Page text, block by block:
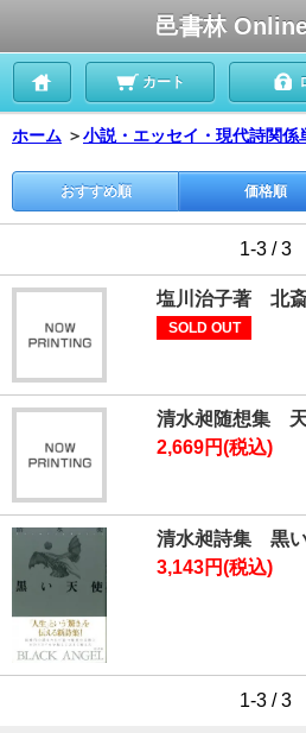
邑書林
カート
ホーム ＞小説・エッセイ・現代詩関係
おすすめ順 価格順
1-3 / 3
塩川治子著 北
SOLD OUT
清水昶随想集
2,669円(税込)
清水昶詩集 黒
3,143円(税込)
1-3 / 3